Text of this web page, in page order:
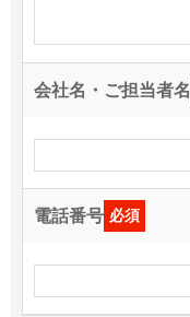
会社名・ご担当者名
電話番号 必須